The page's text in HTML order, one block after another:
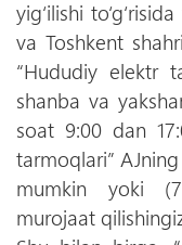
yig‘ilishi
va Toshkent
“Hududiy elektr
shanba va
soat 9:00 dan
tarmoqlari”
mumkin yoki
murojaat